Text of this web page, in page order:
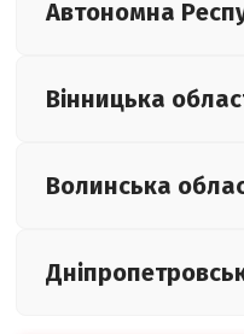
Автономна
Вінницька
Волинська